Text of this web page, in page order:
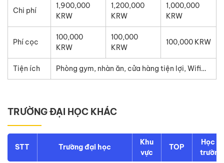
Chi phí
1,900,000
KRW
1,200,000
KRW
1,000,000
KRW
Phí cọc
100,000
KRW
100,000
KRW
100,000 KRW
Tiện ích Phòng gym, nhàn ăn, cửa hàng tiện lợi, Wifi…
TRƯỜNG ĐẠI HỌC KHÁC
STT Trường đại học
Khu
vực
TOP
Học